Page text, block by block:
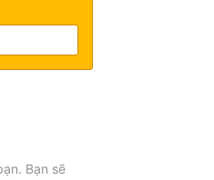
Bạn sẽ